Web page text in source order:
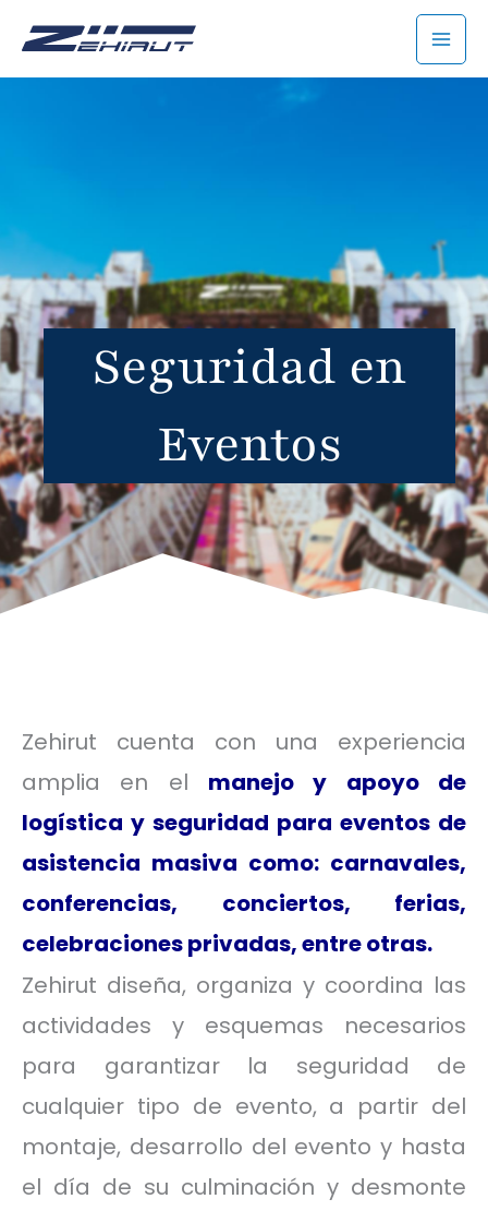
contenido
Seguridad en
Eventos
Zehirut cuenta con una experiencia
amplia en el manejo y apoyo de
logística y seguridad para eventos de
asistencia masiva como: carnavales,
conferencias, conciertos, ferias,
celebraciones privadas, entre otras.
Zehirut diseña, organiza y coordina las
actividades y esquemas necesarios
para garantizar la seguridad de
cualquier tipo de evento, a partir del
montaje, desarrollo del evento y hasta
el día de su culminación y desmonte